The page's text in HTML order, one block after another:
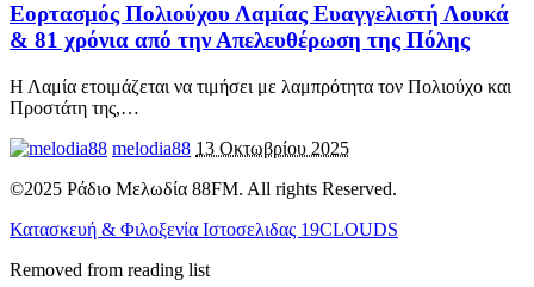
Εορτασμός Πολιούχου Λαμίας Ευαγγελιστή Λουκά
& 81 χρόνια από την Απελευθέρωση της Πόλης
Η Λαμία ετοιμάζεται να τιμήσει με λαμπρότητα τον Πολιούχο και
Προστάτη της,…
melodia88 13 Οκτωβρίου 2025
©2025 Ράδιο Μελωδία 88FM. All rights Reserved.
Κατασκευή & Φιλοξενία Ιστοσελιδας 19CLOUDS
Removed from reading list